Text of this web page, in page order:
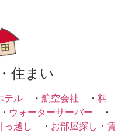
住まい
テル ・ 航空会社 ・ 料
ウォーターサーバー ・
っ越し ・ お部屋探し・賃